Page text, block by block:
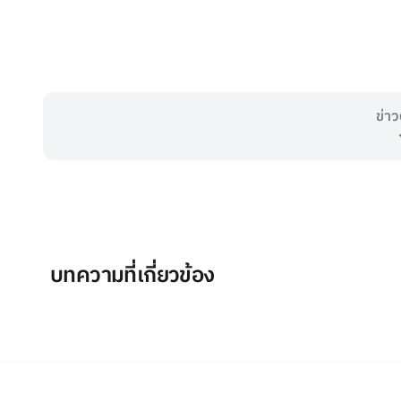
ข่า
บทความที่เกี่ยวข้อง